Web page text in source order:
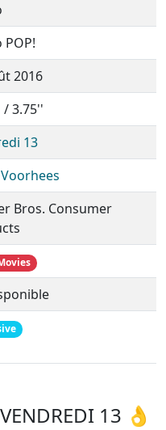
POP!
2016
/ 3.75''
13
Bros. Consumer
13 👌